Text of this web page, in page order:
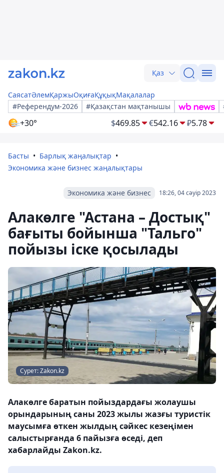
Қаз
СаясатӘлемҚаржыОқиғаҚұқықМақалалар
#Референдум-2026
#Қазақстан мақтанышы
+30° $469.85 €542.16 ₽5.78
Басты
Барлық жаңалықтар
Экономика және бизнес жаңалықтары
18:26, 04 сәуір 2023
Экономика және бизнес
Алакөлге "Астана – Достық"
бағыты бойынша "Тальго"
пойызы іске қосылады
Сурет: Zakon.kz
Алакөлге баратын пойыздардағы жолаушы
орындарының саны 2023 жылы жазғы туристік
маусымға өткен жылдың сәйкес кезеңімен
салыстырғанда 6 пайызға өседі, деп
хабарлайды Zakon.kz.